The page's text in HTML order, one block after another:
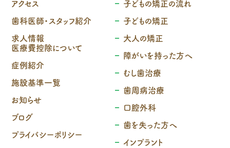
アクセス
歯科医師・スタッフ紹介
求人情報
医療費控除について
症例紹介
施設基準一覧
お知らせ
ブログ
プライバシーポリシー
子どもの矯正の流れ
子どもの矯正
大人の矯正
障がいを持った方へ
むし歯治療
歯周病治療
口腔外科
歯を失った方へ
インプラント